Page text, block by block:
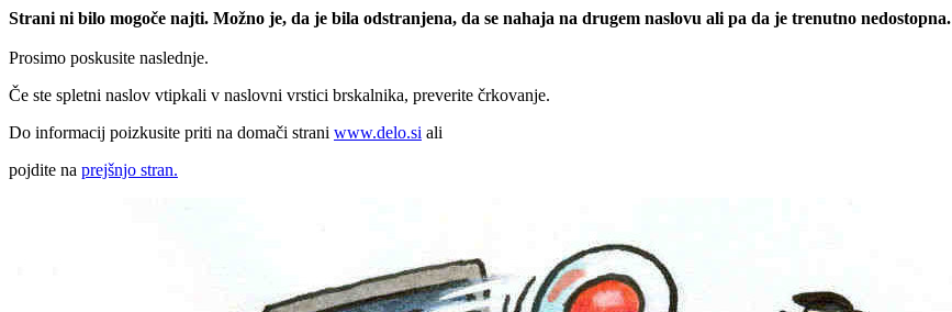
Strani ni bilo mogoče najti. Možno je, da je bila odstranjena, da se nahaja na drugem naslovu ali pa da je trenutno nedostopna.
Prosimo poskusite naslednje.
Če ste spletni naslov vtipkali v naslovni vrstici brskalnika, preverite črkovanje.
Do informacij poizkusite priti na domači strani www.delo.si ali
pojdite na prejšnjo stran.